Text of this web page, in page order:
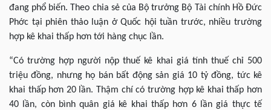
đang phổ biến. Theo chia sẻ của Bộ trưởng Bộ Tài chính Hồ Đức
Phớc tại phiên thảo luận ở Quốc hội tuần trước, nhiều trường
hợp kê khai thấp hơn tới hàng chục lần.
“Có trường hợp người nộp thuế kê khai giá tính thuế chỉ 500
triệu đồng, nhưng họ bán bất động sản giá 10 tỷ đồng, tức kê
khai thấp hơn 20 lần. Thậm chí có trường hợp kê khai thấp hơn
40 lần, còn bình quân giá kê khai thấp hơn 6 lần giá thực tế